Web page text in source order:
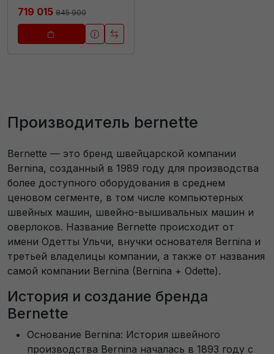
719 015 845 900
Производитель bernette
Bernette — это бренд швейцарской компании
Bernina, созданный в 1989 году для производства
более доступного оборудования в среднем
ценовом сегменте, в том числе компьютерных
швейных машин, швейно-вышивальных машин и
оверлоков. Название Bernette происходит от
имени Одетты Ульчи, внучки основателя Bernina и
третьей владелицы компании, а также от названия
самой компании Bernina (Bernina + Odette).
История и создание бренда
Bernette
Основание Bernina: История швейного
производства Bernina началась в 1893 году с